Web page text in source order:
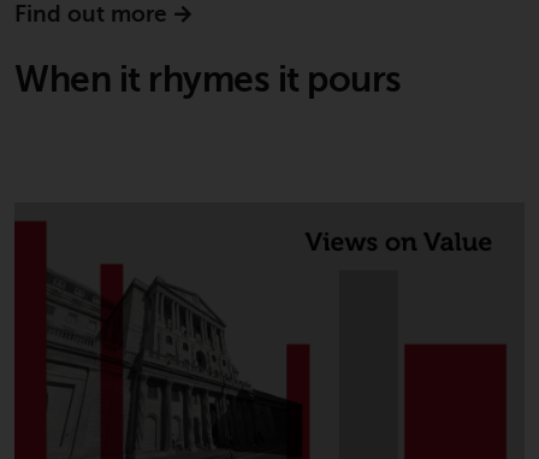
Änderungen am Inhalt
Vorankündigung geändert
werden und es wird keine
Garantie hinsichtlich ihrer
Genauigkeit, Vollständigkeit oder
Eignung für einen bestimmten
Zweck übernommen. Redwheel
hat seine eigenen Ansichten und
Meinungen auf dieser Website
Find out more
When it rhymes it pours